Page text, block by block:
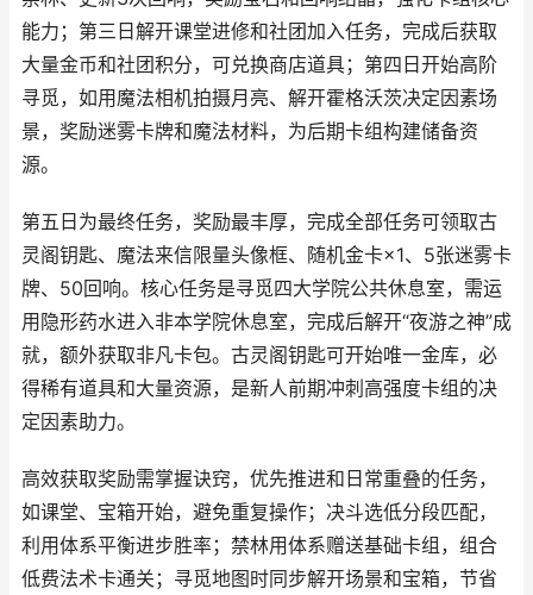
能力；第三日解开课堂进修和社团加入任务，完成后获取
大量金币和社团积分，可兑换商店道具；第四日开始高阶
寻觅，如用魔法相机拍摄月亮、解开霍格沃茨决定因素场
景，奖励迷雾卡牌和魔法材料，为后期卡组构建储备资
源。
第五日为最终任务，奖励最丰厚，完成全部任务可领取古
灵阁钥匙、魔法来信限量头像框、随机金卡×1、5张迷雾卡
牌、50回响。核心任务是寻觅四大学院公共休息室，需运
用隐形药水进入非本学院休息室，完成后解开“夜游之神”成
就，额外获取非凡卡包。古灵阁钥匙可开始唯一金库，必
得稀有道具和大量资源，是新人前期冲刺高强度卡组的决
定因素助力。
高效获取奖励需掌握诀窍，优先推进和日常重叠的任务，
如课堂、宝箱开始，避免重复操作；决斗选低分段匹配，
利用体系平衡进步胜率；禁林用体系赠送基础卡组，组合
低费法术卡通关；寻觅地图时同步解开场景和宝箱，节省